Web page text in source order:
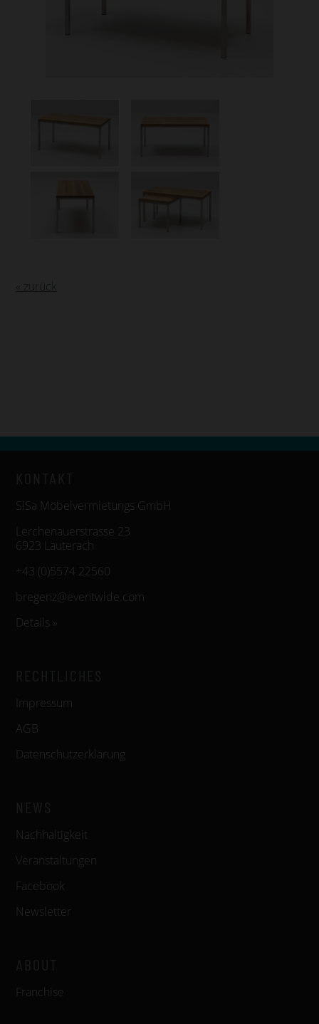
« zurück
SiSa Möbelvermietungs GmbH
Lerchenauerstrasse 23
6923 Lauterach
+43 (0)5574 22560
bregenz@eventwide.com
Details »
Impressum
AGB
Datenschutzerklärung
Nachhaltigkeit
Veranstaltungen
Facebook
Newsletter
Franchise